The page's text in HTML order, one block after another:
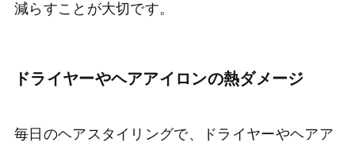
減らすことが大切です。
ドライヤーやヘアアイロンの熱ダメージ
毎日のヘアスタイリングで、ドライヤーやヘアア